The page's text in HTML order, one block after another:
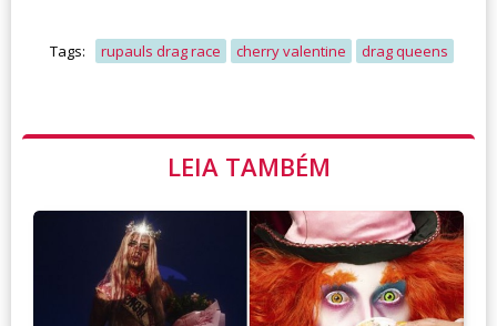
Tags: rupauls drag race cherry valentine drag queens
LEIA TAMBÉM